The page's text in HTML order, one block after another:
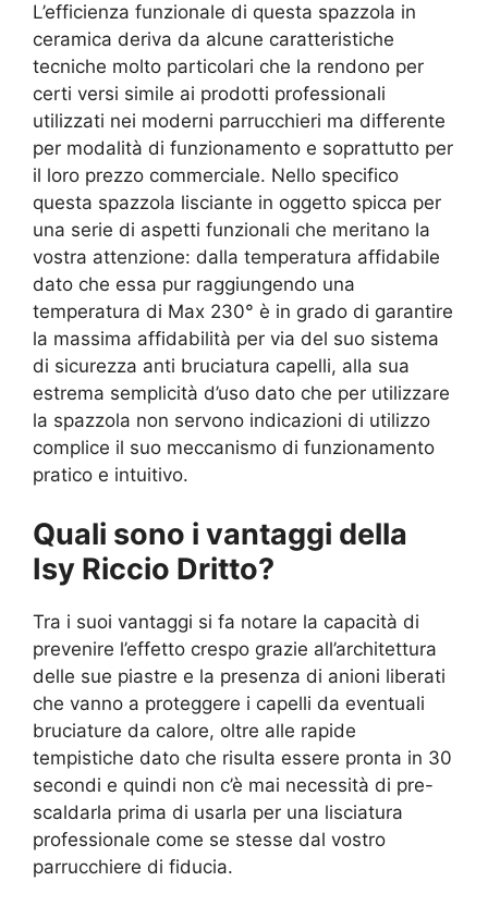
L’efficienza funzionale di questa spazzola in
ceramica deriva da alcune caratteristiche
tecniche molto particolari che la rendono per
certi versi simile ai prodotti professionali
utilizzati nei moderni parrucchieri ma differente
per modalità di funzionamento e soprattutto per
il loro prezzo commerciale. Nello specifico
questa spazzola lisciante in oggetto spicca per
una serie di aspetti funzionali che meritano la
vostra attenzione: dalla temperatura affidabile
dato che essa pur raggiungendo una
temperatura di Max 230° è in grado di garantire
la massima affidabilità per via del suo sistema
di sicurezza anti bruciatura capelli, alla sua
estrema semplicità d’uso dato che per utilizzare
la spazzola non servono indicazioni di utilizzo
complice il suo meccanismo di funzionamento
pratico e intuitivo.
Quali sono i vantaggi della
Isy Riccio Dritto?
Tra i suoi vantaggi si fa notare la capacità di
prevenire l’effetto crespo grazie all’architettura
delle sue piastre e la presenza di anioni liberati
che vanno a proteggere i capelli da eventuali
bruciature da calore, oltre alle rapide
tempistiche dato che risulta essere pronta in 30
secondi e quindi non c’è mai necessità di pre-
scaldarla prima di usarla per una lisciatura
professionale come se stesse dal vostro
parrucchiere di fiducia.